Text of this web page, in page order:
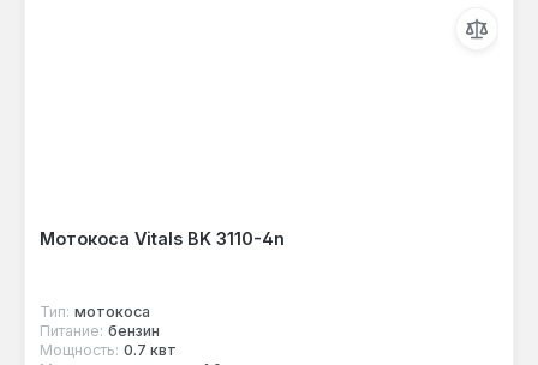
Мотокоса Vitals BK 3110-4n
Тип: мотокоса
Питание: бензин
Мощность: 0.7 квт